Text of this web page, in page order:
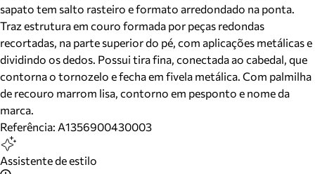
sapato tem salto rasteiro e formato arredondado na ponta.
Traz estrutura em couro formada por peças redondas
recortadas, na parte superior do pé, com aplicações metálicas e
dividindo os dedos. Possui tira fina, conectada ao cabedal, que
contorna o tornozelo e fecha em fivela metálica. Com palmilha
de recouro marrom lisa, contorno em pesponto e nome da
marca.
Referência: A1356900430003
Assistente de estilo